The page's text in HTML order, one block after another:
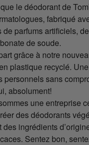
le déodorant de
fabriqué
de parfums artificiels,
de soude.
grâce à notre
plastique recyclé. Une
sans
absolument!
une entreprise
des déodorants
ingrédients
Sentez bon,